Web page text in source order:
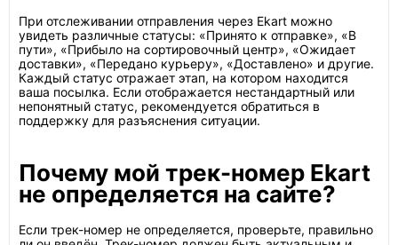
При отслеживании отправления через Ekart можно
увидеть различные статусы: «Принято к отправке», «В
пути», «Прибыло на сортировочный центр», «Ожидает
доставки», «Передано курьеру», «Доставлено» и другие.
Каждый статус отражает этап, на котором находится
ваша посылка. Если отображается нестандартный или
непонятный статус, рекомендуется обратиться в
поддержку для разъяснения ситуации.
Почему мой трек-номер Ekart
не определяется на сайте?
Если трек-номер не определяется, проверьте, правильно